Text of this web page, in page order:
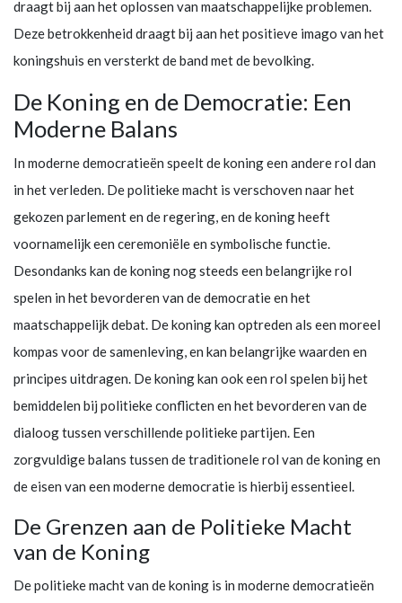
draagt bij aan het oplossen van maatschappelijke problemen.
Deze betrokkenheid draagt bij aan het positieve imago van het
koningshuis en versterkt de band met de bevolking.
De Koning en de Democratie: Een
Moderne Balans
In moderne democratieën speelt de koning een andere rol dan
in het verleden. De politieke macht is verschoven naar het
gekozen parlement en de regering, en de koning heeft
voornamelijk een ceremoniële en symbolische functie.
Desondanks kan de koning nog steeds een belangrijke rol
spelen in het bevorderen van de democratie en het
maatschappelijk debat. De koning kan optreden als een moreel
kompas voor de samenleving, en kan belangrijke waarden en
principes uitdragen. De koning kan ook een rol spelen bij het
bemiddelen bij politieke conflicten en het bevorderen van de
dialoog tussen verschillende politieke partijen. Een
zorgvuldige balans tussen de traditionele rol van de koning en
de eisen van een moderne democratie is hierbij essentieel.
De Grenzen aan de Politieke Macht
van de Koning
De politieke macht van de koning is in moderne democratieën